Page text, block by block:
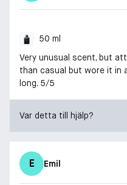
50 ml
Very unusual scent, but
than casual but wore it in
long. 5/5
Var detta till hjälp?
E Emil